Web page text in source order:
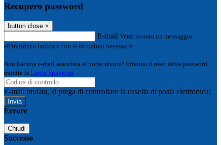
Recupero password
button close ×
E-mail Verrà inviato un messaggio
all'indirizzo indicato con le istruzioni necessarie.
Non hai una e-mail associata al nome utente? Effettua il reset della password
tramite la Login Spaggiari
E-mail inviata, si prega di controllare la casella di posta elettronica!
Errore
Chiudi
Successo